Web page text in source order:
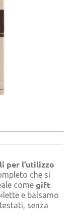
per l’utilizzo
che si
come gift
e balsamo
senza